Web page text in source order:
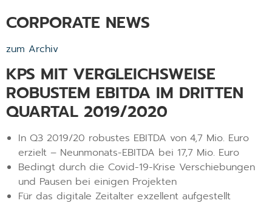
CORPORATE NEWS
zum Archiv
KPS MIT VERGLEICHSWEISE
ROBUSTEM EBITDA IM DRITTEN
QUARTAL 2019/2020
In Q3 2019/20 robustes EBITDA von 4,7 Mio. Euro
erzielt – Neunmonats-EBITDA bei 17,7 Mio. Euro
Bedingt durch die Covid-19-Krise Verschiebungen
und Pausen bei einigen Projekten
Für das digitale Zeitalter exzellent aufgestellt